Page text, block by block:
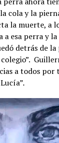
cola y la
la muerte, a
a esa perra y
detrás de
a todos